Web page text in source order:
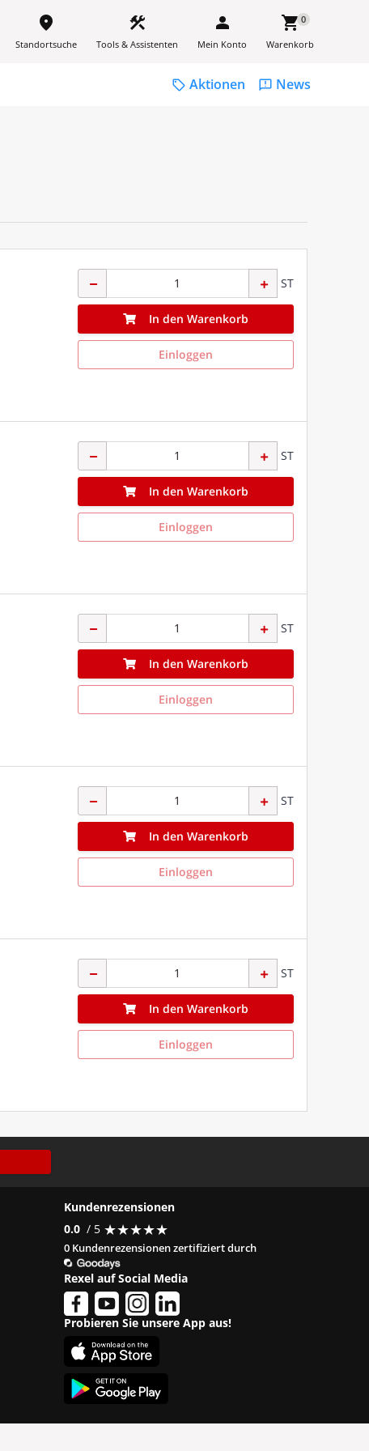
place
Standortsuche
construction
Tools & Assistenten
person
Mein Konto
shopping_cart0
Warenkorb
sell Aktionen feedback News
ST
In den Warenkorb
Einloggen
ST
In den Warenkorb
Einloggen
ST
In den Warenkorb
Einloggen
ST
In den Warenkorb
Einloggen
ST
In den Warenkorb
Einloggen
Kundenrezensionen
0.0 / 5 ★★★★★
★★★★★
0 Kundenrezensionen zertifiziert durch
Rexel auf Social Media
Probieren Sie unsere App aus!